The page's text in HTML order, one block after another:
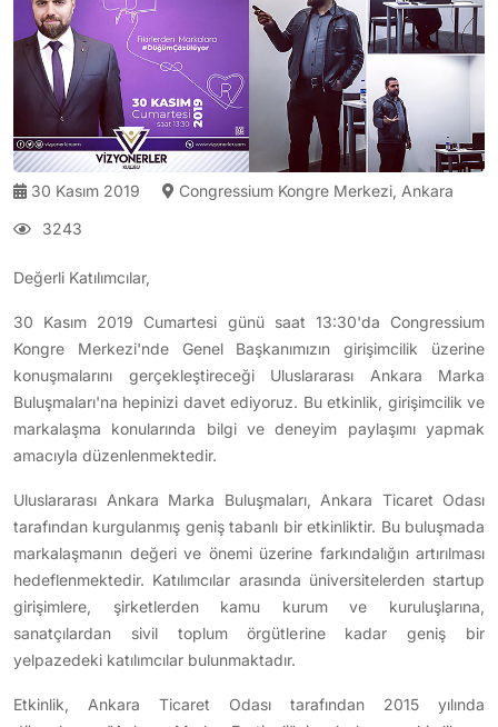
30 Kasım 2019
Congressium Kongre Merkezi, Ankara
3243
Değerli Katılımcılar,
30 Kasım 2019 Cumartesi günü saat 13:30'da Congressium
Kongre Merkezi'nde Genel Başkanımızın girişimcilik üzerine
konuşmalarını gerçekleştireceği Uluslararası Ankara Marka
Buluşmaları'na hepinizi davet ediyoruz. Bu etkinlik, girişimcilik ve
markalaşma konularında bilgi ve deneyim paylaşımı yapmak
amacıyla düzenlenmektedir.
Uluslararası Ankara Marka Buluşmaları, Ankara Ticaret Odası
tarafından kurgulanmış geniş tabanlı bir etkinliktir. Bu buluşmada
markalaşmanın değeri ve önemi üzerine farkındalığın artırılması
hedeflenmektedir. Katılımcılar arasında üniversitelerden startup
girişimlere, şirketlerden kamu kurum ve kuruluşlarına,
sanatçılardan sivil toplum örgütlerine kadar geniş bir
yelpazedeki katılımcılar bulunmaktadır.
Etkinlik, Ankara Ticaret Odası tarafından 2015 yılında